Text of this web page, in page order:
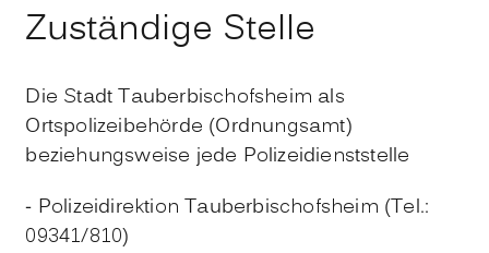
Zuständige Stelle
Die Stadt Tauberbischofsheim als
Ortspolizeibehörde (Ordnungsamt)
beziehungsweise jede Polizeidienststelle
- Polizeidirektion Tauberbischofsheim (Tel.:
09341/810)